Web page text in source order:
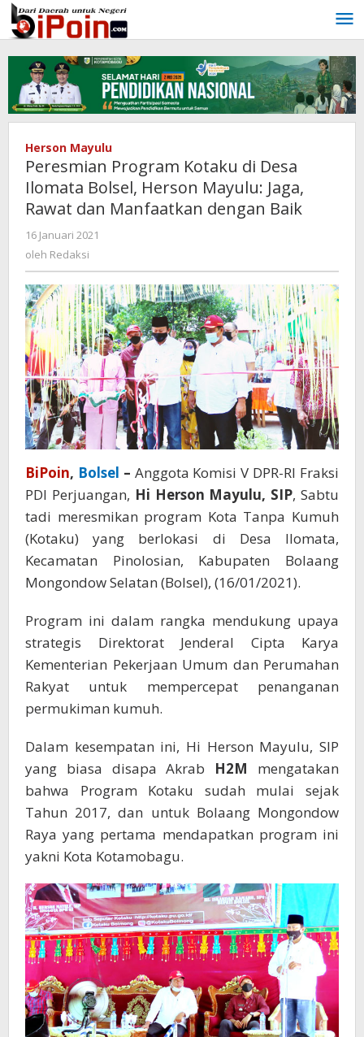
Lewati
ke
konten
Herson Mayulu
Peresmian Program Kotaku di Desa
Ilomata Bolsel, Herson Mayulu: Jaga,
Rawat dan Manfaatkan dengan Baik
16 Januari 2021
oleh Redaksi
BiPoin, Bolsel – Anggota Komisi V DPR-RI Fraksi
PDI Perjuangan, Hi Herson Mayulu, SIP, Sabtu
tadi meresmikan program Kota Tanpa Kumuh
(Kotaku) yang berlokasi di Desa Ilomata,
Kecamatan Pinolosian, Kabupaten Bolaang
Mongondow Selatan (Bolsel), (16/01/2021).
Program ini dalam rangka mendukung upaya
strategis Direktorat Jenderal Cipta Karya
Kementerian Pekerjaan Umum dan Perumahan
Rakyat untuk mempercepat penanganan
permukiman kumuh.
Dalam kesempatan ini, Hi Herson Mayulu, SIP
yang biasa disapa Akrab H2M mengatakan
bahwa Program Kotaku sudah mulai sejak
Tahun 2017, dan untuk Bolaang Mongondow
Raya yang pertama mendapatkan program ini
yakni Kota Kotamobagu.